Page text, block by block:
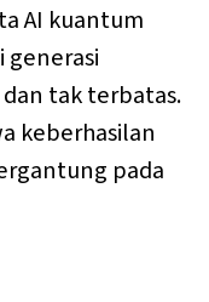
AI kuantum
tak terbatas.
keberhasilan
pada